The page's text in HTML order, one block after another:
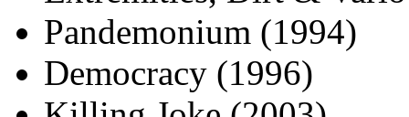
Pandemonium (1994)
Democracy (1996)